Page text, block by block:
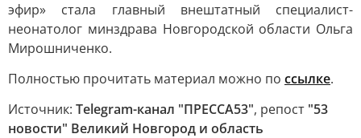
эфир» стала главный внештатный специалист-
неонатолог минздрава Новгородской области Ольга
Мирошниченко.
Полностью прочитать материал можно по ссылке.
Источник: Telegram-канал "ПРЕССА53", репост "53
новости" Великий Новгород и область